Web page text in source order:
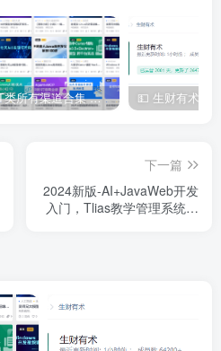
IT类所有渠道合集 持续日更，目前近四千多条资源 年费用户微信私信获取权限
下一篇
2024新版-AI+JavaWeb开发
入门，Tlias教学管理系统项